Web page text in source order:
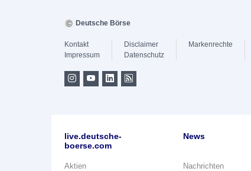
Deutsche Börse
Kontakt
Impressum
Disclaimer
Datenschutz
Markenrechte
live.deutsche-
boerse.com
Aktien
News
Nachrichten